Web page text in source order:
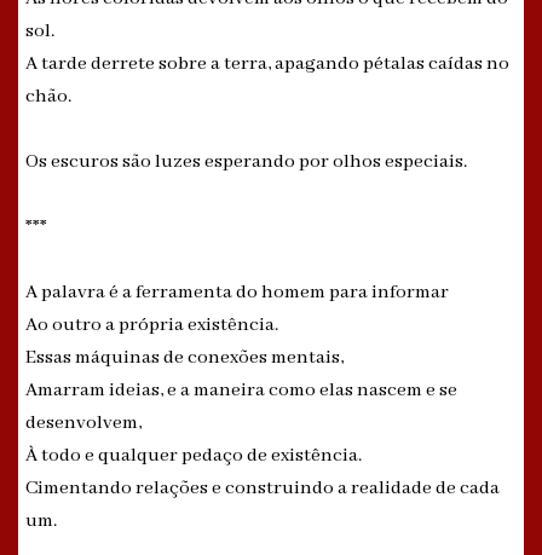
sol.
A tarde derrete sobre a terra, apagando pétalas caídas no
chão.
Os escuros são luzes esperando por olhos especiais.
***
A palavra é a ferramenta do homem para informar
Ao outro a própria existência.
Essas máquinas de conexões mentais,
Amarram ideias, e a maneira como elas nascem e se
desenvolvem,
À todo e qualquer pedaço de existência.
Cimentando relações e construindo a realidade de cada
um.